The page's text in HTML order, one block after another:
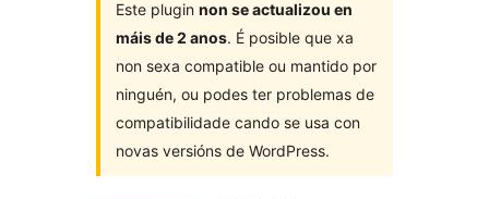
Este plugin non se actualizou en
máis de 2 anos. É posible que xa
non sexa compatible ou mantido por
ninguén, ou podes ter problemas de
compatibilidade cando se usa con
novas versións de WordPress.